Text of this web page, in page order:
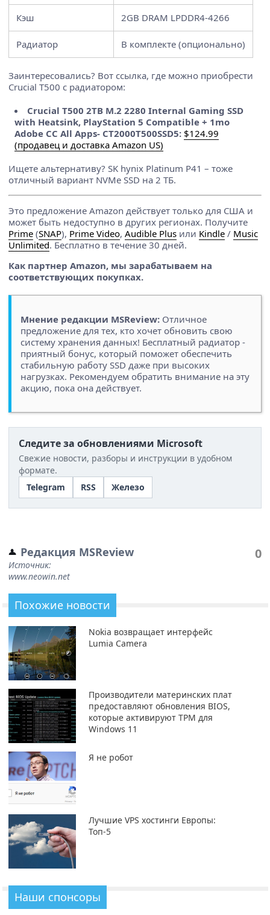
Кэш 2GB DRAM LPDDR4-4266
Радиатор В комплекте (опционально)
Заинтересовались? Вот ссылка, где можно приобрести
Crucial T500 с радиатором:
Crucial T500 2TB M.2 2280 Internal Gaming SSD
with Heatsink, PlayStation 5 Compatible + 1mo
Adobe CC All Apps- CT2000T500SSD5: $124.99
(продавец и доставка Amazon US)
Ищете альтернативу? SK hynix Platinum P41 – тоже
отличный вариант NVMe SSD на 2 ТБ.
Это предложение Amazon действует только для США и
может быть недоступно в других регионах. Получите
Prime (SNAP), Prime Video, Audible Plus или Kindle / Music
Unlimited. Бесплатно в течение 30 дней.
Как партнер Amazon, мы зарабатываем на
соответствующих покупках.
Мнение редакции MSReview: Отличное
предложение для тех, кто хочет обновить свою
систему хранения данных! Бесплатный радиатор -
приятный бонус, который поможет обеспечить
стабильную работу SSD даже при высоких
нагрузках. Рекомендуем обратить внимание на эту
акцию, пока она действует.
Следите за обновлениями Microsoft
Свежие новости, разборы и инструкции в удобном
формате.
Telegram
RSS Железо
Редакция MSReview
Источник:
www.neowin.net
0
Похожие новости
Nokia возвращает интерфейс
Lumia Camera
Производители материнских плат
предоставляют обновления BIOS,
которые активируют TPM для
Windows 11
Я не робот
Лучшие VPS хостинги Европы:
Топ-5
Наши спонсоры